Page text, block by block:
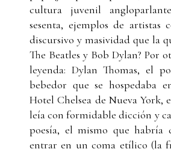
cultura juvenil
sesenta, ejemplos de artistas
discursivo y masividad que la
The Beatles y Bob Dylan? Por
leyenda: Dylan Thomas, el
bebedor que se hospedaba
Hotel Chelsea de Nueva York,
leía con formidable dicción y
poesía, el mismo que habría
entrar en un coma etílico (la